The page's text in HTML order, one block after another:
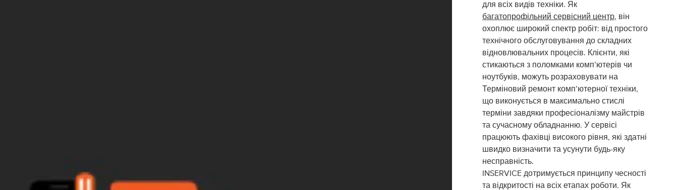
для всіх видів техніки. Як
багатопрофільний сервісний центр, він
охоплює широкий спектр робіт: від простого
технічного обслуговування до складних
відновлювальних процесів. Клієнти, які
стикаються з поломками комп’ютерів чи
ноутбуків, можуть розраховувати на
Терміновий ремонт комп’ютерної техніки,
що виконується в максимально стислі
терміни завдяки професіоналізму майстрів
та сучасному обладнанню. У сервісі
працюють фахівці високого рівня, які здатні
швидко визначити та усунути будь-яку
несправність.
INSERVICE дотримується принципу чесності
та відкритості на всіх етапах роботи. Як